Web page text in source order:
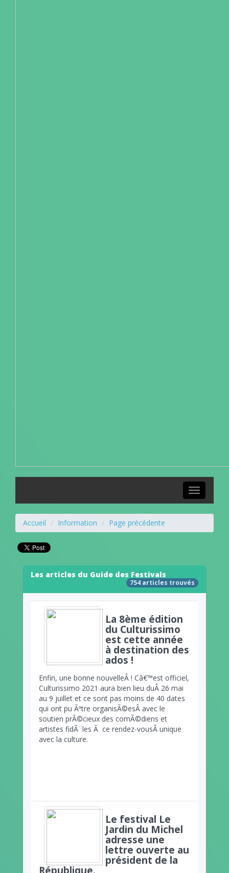
Toggle
navigation
Accueil Information Page précédente
Les articles du Guide des Festivals
754 articles trouvés
La 8ème édition
du Culturissimo
est cette année
à destination des
ados !
Enfin, une bonne nouvelleÂ ! Câ€™est officiel,
Culturissimo 2021 aura bien lieu duÂ 26 mai
au 9 juillet et ce sont pas moins de 40 dates
qui ont pu Ãªtre organisÃ©esÂ avec le
soutien prÃ©cieux des comÃ©diens et
artistes fidÃ¨les Ã ce rendez-vousÂ unique
avec la culture.
Le festival Le
Jardin du Michel
adresse une
lettre ouverte au
président de la